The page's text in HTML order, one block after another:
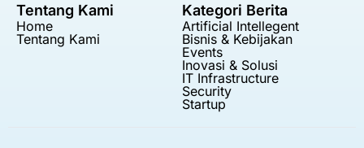
Tentang Kami
Home
Tentang Kami
Kategori Berita
Artificial Intellegent
Bisnis & Kebijakan
Events
Inovasi & Solusi
IT Infrastructure
Security
Startup